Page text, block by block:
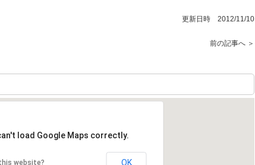
更新日時 2012/11/10
前の記事へ ＞
load Google Maps correctly.
website? OK